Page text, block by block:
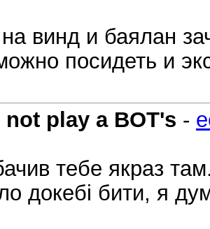
винд и баялан
посидеть и
not play a BOT's -
тебе якраз
докебі бити, я